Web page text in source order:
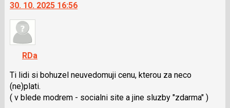
pro
předchozí
nový
názor
další
nový
názor.
navigaci
lze
použít
i
klávesy
30. 10. 2025 16:56
RDa
Ti lidi si bohuzel neuvedomuji cenu, kterou za neco
(ne)plati.
( v blede modrem - socialni site a jine sluzby "zdarma" )